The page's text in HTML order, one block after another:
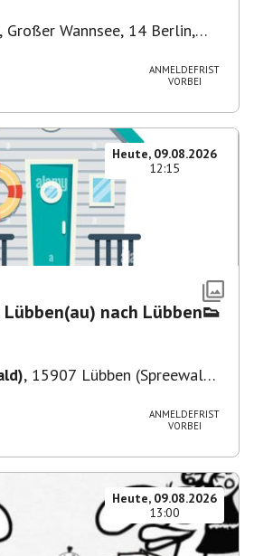
, Großer Wannsee, 14 Berlin,
ANMELDEFRIST
VORBEI
Heute, 09.08.2026
12:15
nach Lübben👟
, 15907 Lübben (Spreewald),
ANMELDEFRIST
VORBEI
Heute, 09.08.2026
13:00